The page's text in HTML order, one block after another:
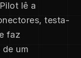
lê a
testa-
faz
um